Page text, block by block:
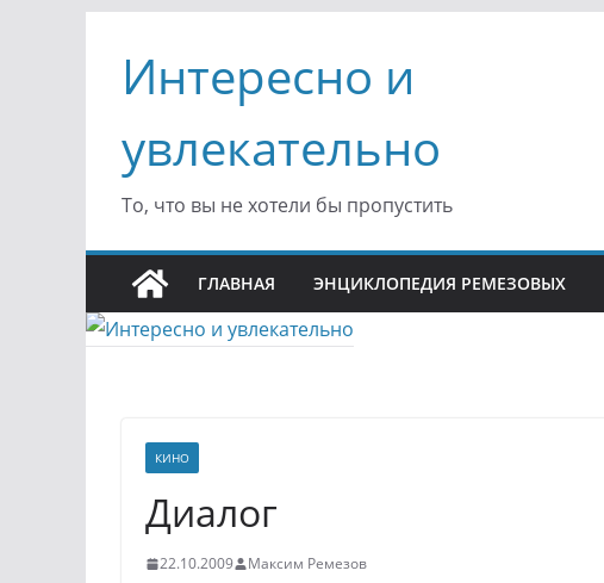
содержимому
Интересно и
увлекательно
То, что вы не хотели бы пропустить
ГЛАВНАЯ ЭНЦИКЛОПЕДИЯ РЕМЕЗОВЫХ
КИНО
Диалог
22.10.2009 Максим Ремезов